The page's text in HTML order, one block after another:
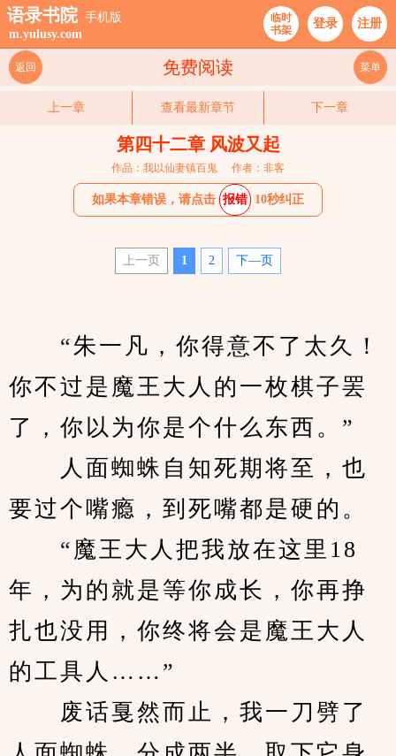
语录书院 手机版
m.yulusy.com
临时
书架
登录 注册
免费阅读
返回 菜单
上一章 查看最新章节 下一章
第四十二章 风波又起
作品：我以仙妻镇百鬼 作者：非客
如果本章错误，请点击 报错 10秒纠正
上一页 1 2 下—页
“朱一凡，你得意不了太久！
你不过是魔王大人的一枚棋子罢
了，你以为你是个什么东西。”
人面蜘蛛自知死期将至，也
要过个嘴瘾，到死嘴都是硬的。
“魔王大人把我放在这里18
年，为的就是等你成长，你再挣
扎也没用，你终将会是魔王大人
的工具人……”
废话戛然而止，我一刀劈了